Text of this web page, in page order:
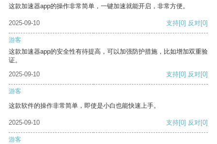
这款加速器app的操作非常简单，一键加速就能开启，非常方便。
2025-09-10 支持[0] 反对[0]
游客
这款加速器app的安全性有待提高，可以加强防护措施，比如增加双重验
证。
2025-09-10
支持[0] 反对[0]
游客
这款软件的操作非常简单，即使是小白也能快速上手。
2025-09-10 支持[0] 反对[0]
游客